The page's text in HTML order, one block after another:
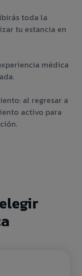
toda la
tu estancia en
médica
al regresar a
activo para